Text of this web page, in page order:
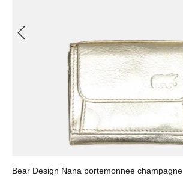
Bear Design Nana portemonnee champagne